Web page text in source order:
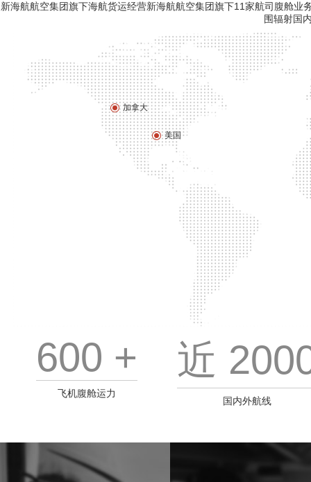
新海航航空集团旗下海航货运经营新海航航空集团旗下11家航司腹舱
围辐射国
加拿大
美国
600 +
飞机腹舱运力
近
国内外航线